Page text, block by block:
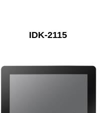
IDK-2115